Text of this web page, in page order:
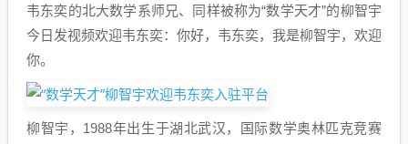
韦东奕的北大数学系师兄、同样被称为“数学天才”的柳智宇
今日发视频欢迎韦东奕：你好，韦东奕，我是柳智宇，欢迎
你。
柳智宇，1988年出生于湖北武汉，国际数学奥林匹克竞赛